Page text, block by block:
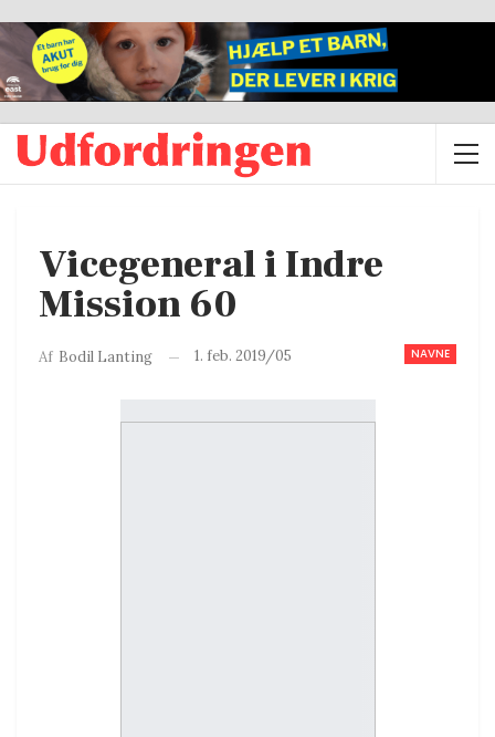
Vicegeneral i Indre
Mission 60
NAVNE
Af Bodil Lanting 1. feb. 2019/05